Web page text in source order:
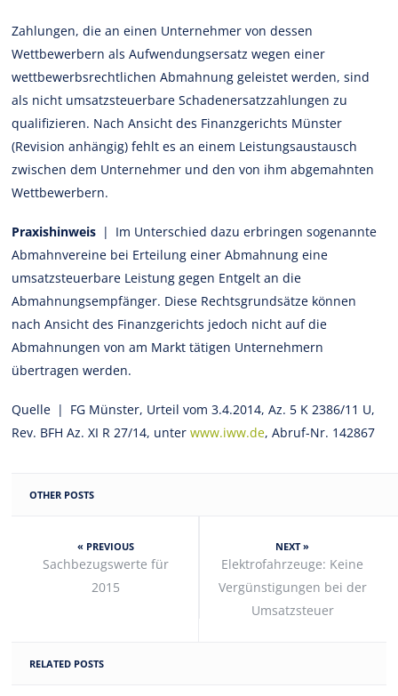
Zahlungen, die an einen Unternehmer von dessen
Wettbewerbern als Aufwendungsersatz wegen einer
wettbewerbsrechtlichen Abmahnung geleistet werden, sind
als nicht umsatzsteuerbare Schadenersatzzahlungen zu
qualifizieren. Nach Ansicht des Finanzgerichts Münster
(Revision anhängig) fehlt es an einem Leistungsaustausch
zwischen dem Unternehmer und den von ihm abgemahnten
Wettbewerbern.
Praxishinweis | Im Unterschied dazu erbringen sogenannte
Abmahnvereine bei Erteilung einer Abmahnung eine
umsatzsteuerbare Leistung gegen Entgelt an die
Abmahnungsempfänger. Diese Rechtsgrundsätze können
nach Ansicht des Finanzgerichts jedoch nicht auf die
Abmahnungen von am Markt tätigen Unternehmern
übertragen werden.
Quelle | FG Münster, Urteil vom 3.4.2014, Az. 5 K 2386/11 U,
Rev. BFH Az. XI R 27/14, unterwww.iww.de, Abruf-Nr. 142867
OTHER POSTS
« PREVIOUS
Sachbezugswerte für
2015
NEXT »
Elektrofahrzeuge: Keine
Vergünstigungen bei der
Umsatzsteuer
RELATED POSTS